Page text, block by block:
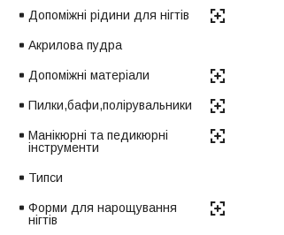
Допоміжні рідини для нігтів
Акрилова пудра
Допоміжні матеріали
Пилки,бафи,полірувальники
Манікюрні та педикюрні
інструменти
Типси
Форми для нарощування
нігтів